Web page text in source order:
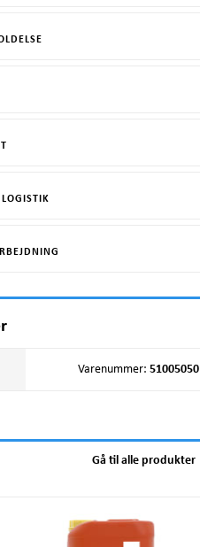
Varenummer: 51005050
Gå til alle produkter